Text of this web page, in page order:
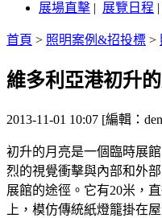
展場直擊 | 展覽日程 |
首頁 > 照明案例&招投標 >
維多利亞港初升
2013-11-01 10:07 [編輯：
初升的月亮是一個臨時展
烈的視覺衝擊與內部和外
展館的途徑。它有20米，
上，模仿傳統紙燈籠掛在